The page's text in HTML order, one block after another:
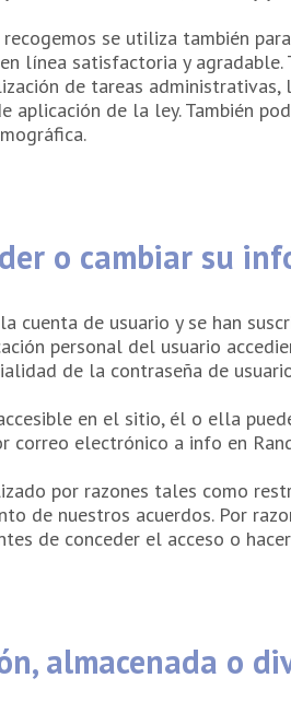
se utiliza también
línea satisfactoria y
de tareas
aplicación de la ley. También
o cambiar su
cuenta de usuario y se han
personal del usuario
de la contraseña de
en el sitio, él o ella
correo electrónico a info en
por razones tales como
de nuestros acuerdos. Por
de conceder el acceso o
almacenada o